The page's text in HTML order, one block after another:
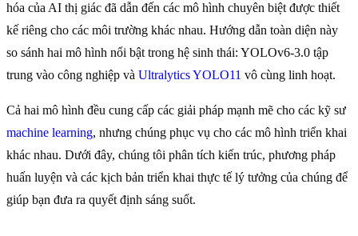
hóa của AI thị giác đã dẫn đến các mô hình chuyên biệt được thiết
kế riêng cho các môi trường khác nhau. Hướng dẫn toàn diện này
so sánh hai mô hình nổi bật trong hệ sinh thái: YOLOv6-3.0 tập
trung vào công nghiệp và Ultralytics YOLO11 vô cùng linh hoạt.
Cả hai mô hình đều cung cấp các giải pháp mạnh mẽ cho các kỹ sư
machine learning, nhưng chúng phục vụ cho các mô hình triển khai
khác nhau. Dưới đây, chúng tôi phân tích kiến trúc, phương pháp
huấn luyện và các kịch bản triển khai thực tế lý tưởng của chúng để
giúp bạn đưa ra quyết định sáng suốt.